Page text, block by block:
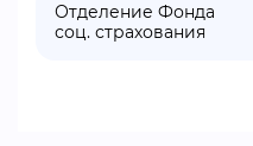
Отделение Фонда
соц. страхования